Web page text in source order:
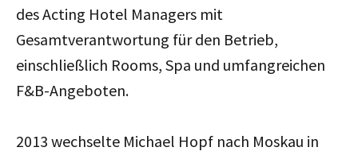
des Acting Hotel Managers mit
Gesamtverantwortung für den Betrieb,
einschließlich Rooms, Spa und umfangreichen
F&B-Angeboten.
2013 wechselte Michael Hopf nach Moskau in